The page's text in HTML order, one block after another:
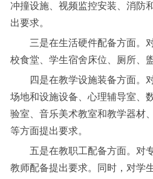
冲撞设施、视频监控安装、消防
出要求。
三是在生活硬件配备方面。对
校食堂、学生宿舍床位、厕所、
四是在教学设施装备方面。对
场地和设施设备、心理辅导室、
验室、音乐美术教室和教学器材
等方面提出要求。
五是在教职工配备方面。对专
教师配备提出要求。同时，对学